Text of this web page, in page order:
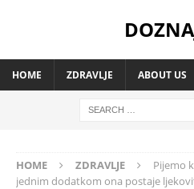
HOME ZDRAVLJE ABOUT US
HOME ZDRAVLJE
Pijemo
jednim dodatkom ona postaje